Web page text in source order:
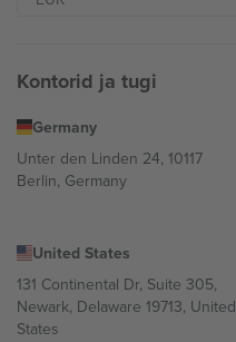
Kontorid ja tugi
Germany
Unter den Linden 24, 10117
Berlin, Germany
United States
131 Continental Dr, Suite 305,
Newark, Delaware 19713, United
States